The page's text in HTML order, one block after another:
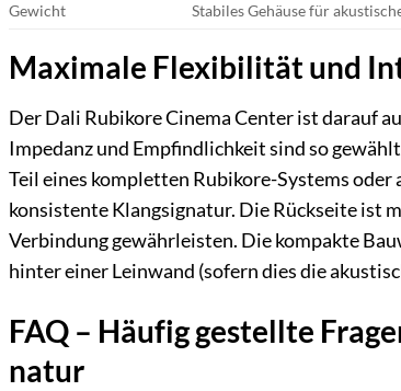
Gewicht
Stabiles Gehäuse für
Maximale Flexibilität und
Der Dali Rubikore Cinema Center ist darauf
Impedanz und Empfindlichkeit sind so
Teil eines kompletten Rubikore-Systems
konsistente Klangsignatur. Die Rückseite ist
Verbindung gewährleisten. Die kompakte
hinter einer Leinwand (sofern dies die
FAQ – Häufig gestellte
natur